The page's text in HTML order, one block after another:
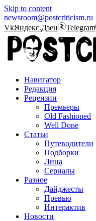
Skip to content
newsroom@postcriticism.ru
VkЯндекс.Дзен Telegram
Навигатор
Редакция
Рецензии
Премьеры
Old Fashioned
Well Done
Статьи
Путеводители
Подборки
Лица
Сериалы
Разное
Дайджесты
Превью
Интерактив
Новости